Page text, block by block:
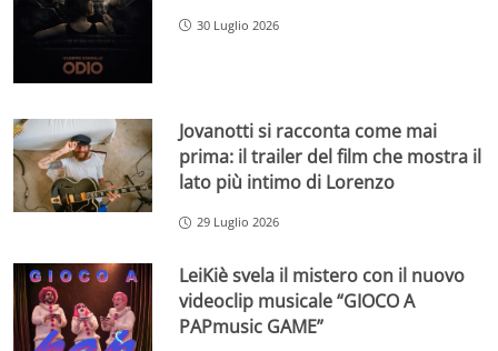
30 Luglio 2026
Jovanotti si racconta come mai
prima: il trailer del film che mostra il
lato più intimo di Lorenzo
29 Luglio 2026
LeiKiè svela il mistero con il nuovo
videoclip musicale “GIOCO A
PAPmusic GAME”